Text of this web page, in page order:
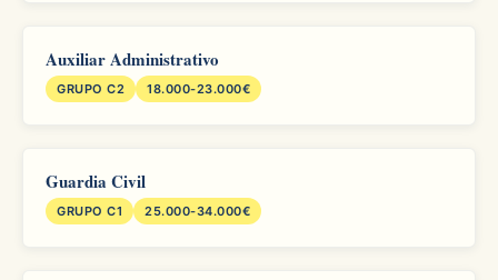
Auxiliar Administrativo
GRUPO C2 18.000-23.000€
Guardia Civil
GRUPO C1 25.000-34.000€